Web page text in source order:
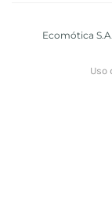
Ecomótica
Uso